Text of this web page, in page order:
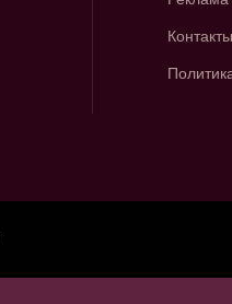
Контакты